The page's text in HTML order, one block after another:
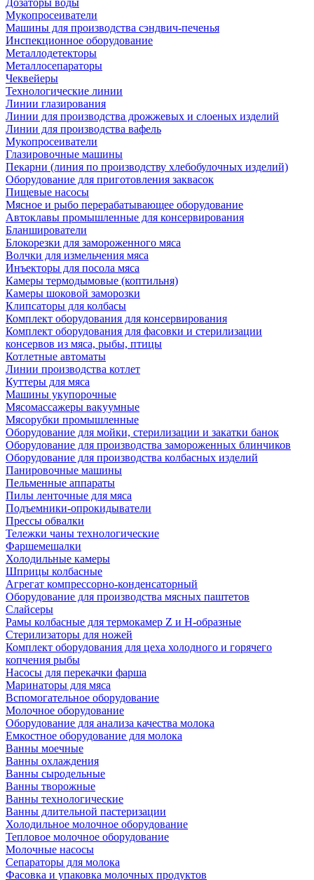
Дозаторы воды
Мукопросеиватели
Машины для производства сэндвич-печенья
Инспекционное оборудование
Металлодетекторы
Металлосепараторы
Чеквейеры
Технологические линии
Линии глазирования
Линии для производства дрожжевых и слоеных изделий
Линии для производства вафель
Мукопросеиватели
Глазировочные машины
Пекарни (линия по производству хлебобулочных изделий)
Оборудование для приготовления заквасок
Пищевые насосы
Мясное и рыбо перерабатывающее оборудование
Автоклавы промышленные для консервирования
Бланширователи
Блокорезки для замороженного мяса
Волчки для измельчения мяса
Инъекторы для посола мяса
Камеры термодымовые (коптильня)
Камеры шоковой заморозки
Клипсаторы для колбасы
Комплект оборудования для консервирования
Комплект оборудования для фасовки и стерилизации
консервов из мяса, рыбы, птицы
Котлетные автоматы
Линии производства котлет
Куттеры для мяса
Машины укупорочные
Мясомассажеры вакуумные
Мясорубки промышленные
Оборудование для мойки, стерилизации и закатки банок
Оборудование для производства замороженных блинчиков
Оборудование для производства колбасных изделий
Панировочные машины
Пельменные аппараты
Пилы ленточные для мяса
Подъемники-опрокидыватели
Прессы обвалки
Тележки чаны технологические
Фаршемешалки
Холодильные камеры
Шприцы колбасные
Агрегат компрессорно-конденсаторный
Оборудование для производства мясных паштетов
Слайсеры
Рамы колбасные для термокамер Z и H-образные
Стерилизаторы для ножей
Комплект оборудования для цеха холодного и горячего
копчения рыбы
Насосы для перекачки фарша
Маринаторы для мяса
Вспомогательное оборудование
Молочное оборудование
Оборудование для анализа качества молока
Емкостное оборудование для молока
Ванны моечные
Ванны охлаждения
Ванны сыродельные
Ванны творожные
Ванны технологические
Ванны длительной пастеризации
Холодильное молочное оборудование
Тепловое молочное оборудование
Молочные насосы
Сепараторы для молока
Фасовка и упаковка молочных продуктов